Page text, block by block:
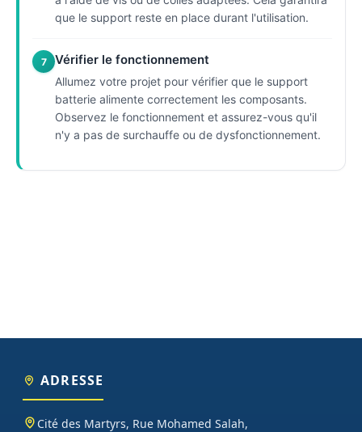
que le support reste en place durant l'utilisation.
7 Vérifier le fonctionnement
Allumez votre projet pour vérifier que le support
batterie alimente correctement les composants.
Observez le fonctionnement et assurez-vous qu'il
n'y a pas de surchauffe ou de dysfonctionnement.
ADRESSE
Cité des Martyrs, Rue Mohamed Salah,